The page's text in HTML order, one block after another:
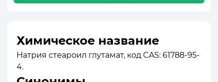
Химическое название
Натрия стеароил глутамат, код CAS: 61788-95-
4.